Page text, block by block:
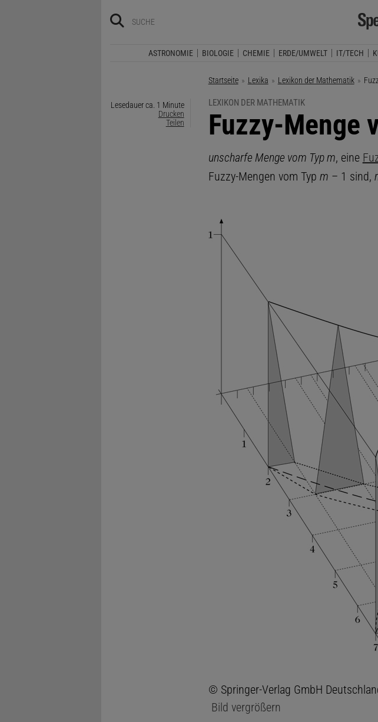
ASTRONOMIE BIOLOGIE CHEMIE ERDE/UMWELT IT/TECH
Startseite Lexika Lexikon der Mathematik
Lesedauer ca. 1 Minute
Drucken
Teilen
LEXIKON DER MATHEMATIK
:
Fuzzy-Menge
unscharfe Menge vom Typ m, eine
Fuzzy-Mengen vom Typ m – 1 sind,
© Springer-Verlag GmbH
Bild vergrößern